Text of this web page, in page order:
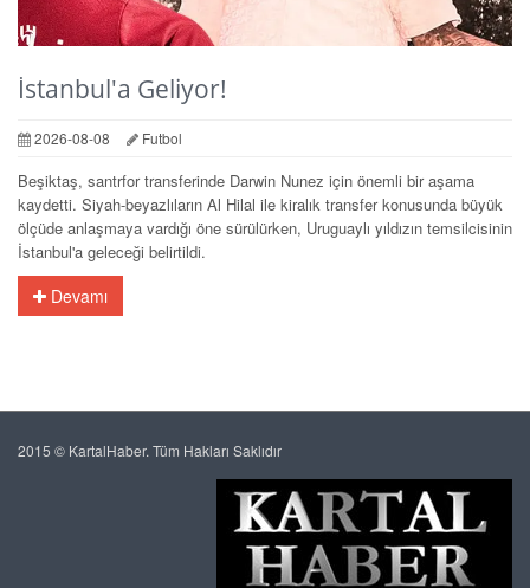
İstanbul'a Geliyor!
2026-08-08 Futbol
Beşiktaş, santrfor transferinde Darwin Nunez için önemli bir aşama
kaydetti. Siyah-beyazlıların Al Hilal ile kiralık transfer konusunda büyük
ölçüde anlaşmaya vardığı öne sürülürken, Uruguaylı yıldızın temsilcisinin
İstanbul'a geleceği belirtildi.
Devamı
2015 © KartalHaber. Tüm Hakları Saklıdır